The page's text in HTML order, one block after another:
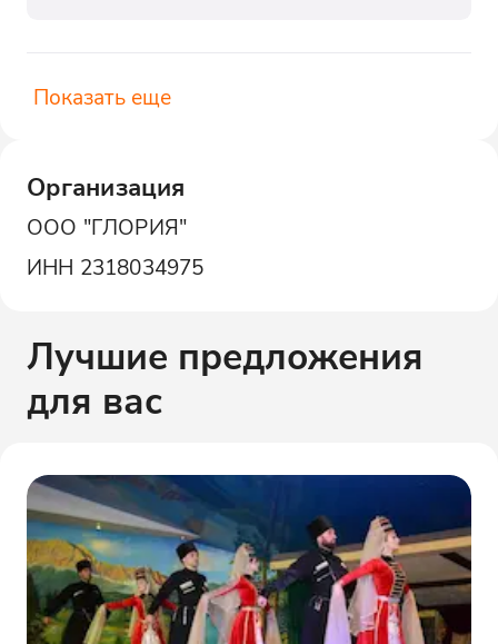
Показать еще
Организация
ООО "ГЛОРИЯ"
ИНН 2318034975
Лучшие предложения
для вас